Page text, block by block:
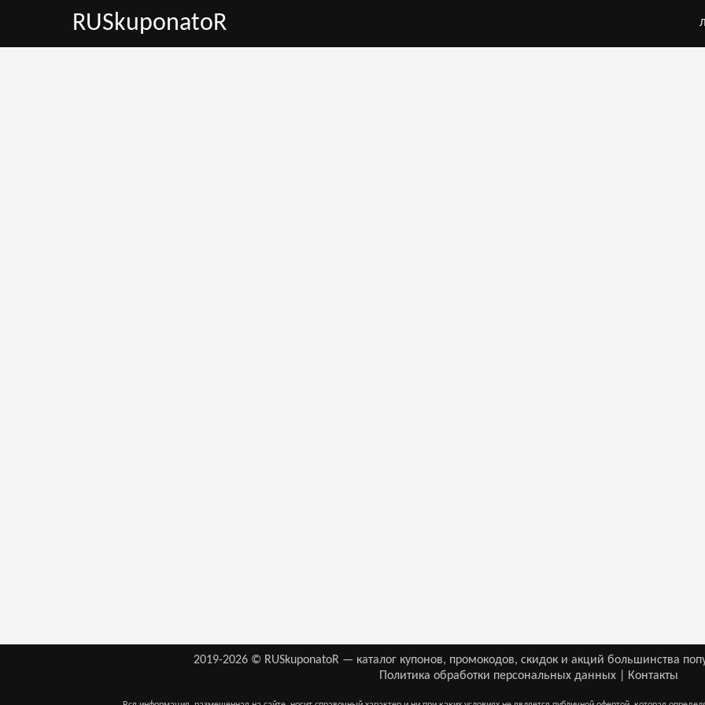
RUSkuponatoR
2019-2026 © RUSkuponatoR — каталог купонов, промокодов, скидок и акций большинства
Политика обработки персональных данных
Контакты